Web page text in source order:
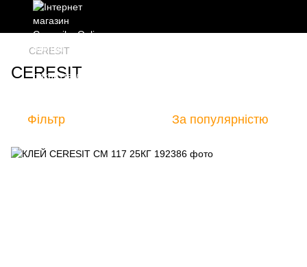
CERESIT
CERESIT
Фільтр За популярністю